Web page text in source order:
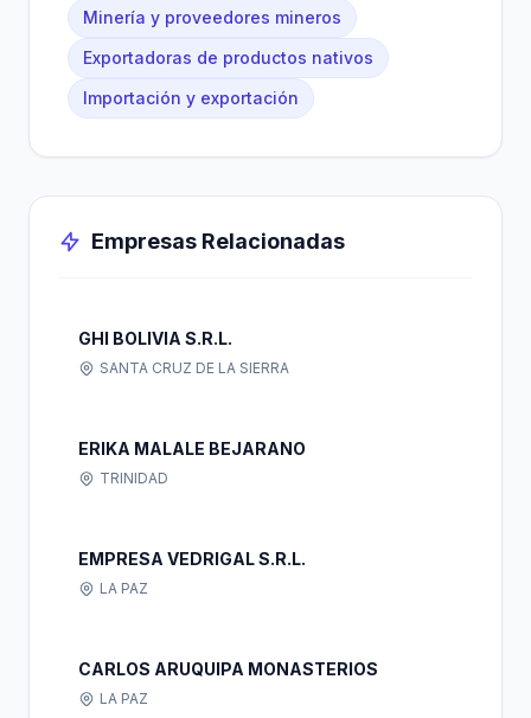
Minería y proveedores mineros
Exportadoras de productos nativos
Importación y exportación
Empresas Relacionadas
GHI BOLIVIA S.R.L.
SANTA CRUZ DE LA SIERRA
ERIKA MALALE BEJARANO
TRINIDAD
EMPRESA VEDRIGAL S.R.L.
LA PAZ
CARLOS ARUQUIPA MONASTERIOS
LA PAZ